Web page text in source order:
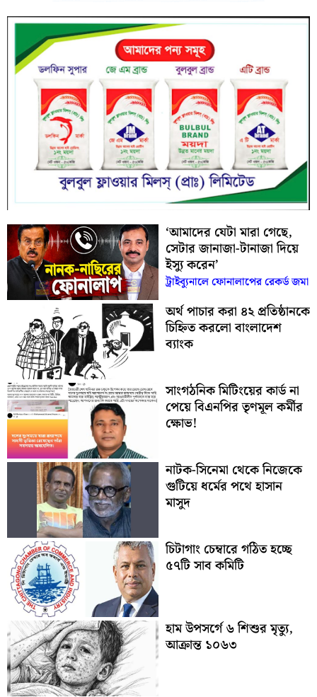
‘আমাদের যেটা মারা গেছে,
সেটার জানাজা-টানাজা দিয়ে
ইস্যু করেন’
ট্রাইব্যুনালে ফোনালাপের রেকর্ড জমা
অর্থ পাচার করা ৪২ প্রতিষ্ঠানকে
চিহ্নিত করলো বাংলাদেশ
ব্যাংক
সাংগঠনিক মিটিংয়ের কার্ড না
পেয়ে বিএনপির তৃণমূল কর্মীর
ক্ষোভ!
নাটক-সিনেমা থেকে নিজেকে
গুটিয়ে ধর্মের পথে হাসান
মাসুদ
চিটাগাং চেম্বারে গঠিত হচ্ছে
৫৭টি সাব কমিটি
হাম উপসর্গে ৬ শিশুর মৃত্যু,
আক্রান্ত ১০৬৩